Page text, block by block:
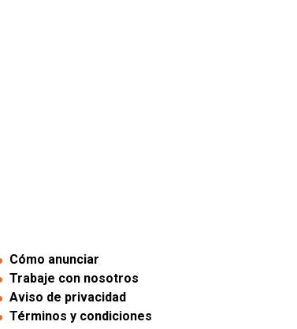
Cómo anunciar
Trabaje con nosotros
Aviso de privacidad
Términos y condiciones